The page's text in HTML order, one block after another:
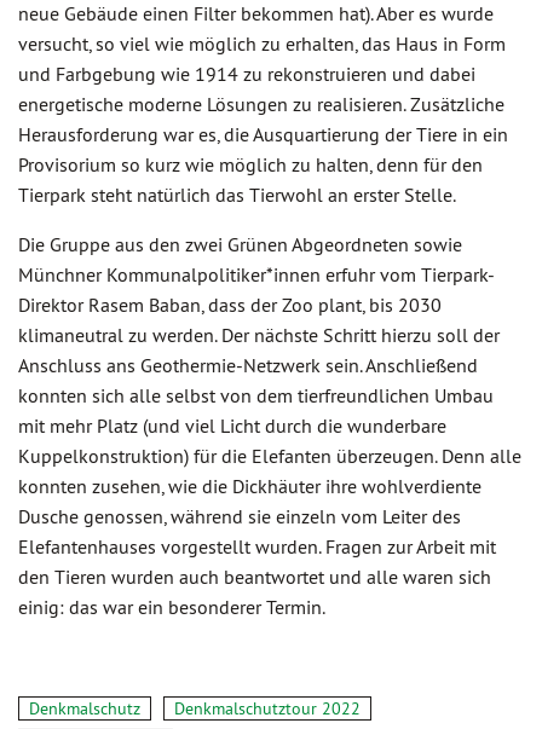
neue Gebäude einen Filter bekommen hat). Aber es wurde
versucht, so viel wie möglich zu erhalten, das Haus in Form
und Farbgebung wie 1914 zu rekonstruieren und dabei
energetische moderne Lösungen zu realisieren. Zusätzliche
Herausforderung war es, die Ausquartierung der Tiere in ein
Provisorium so kurz wie möglich zu halten, denn für den
Tierpark steht natürlich das Tierwohl an erster Stelle.
Die Gruppe aus den zwei Grünen Abgeordneten sowie
Münchner Kommunalpolitiker*innen erfuhr vom Tierpark-
Direktor Rasem Baban, dass der Zoo plant, bis 2030
klimaneutral zu werden. Der nächste Schritt hierzu soll der
Anschluss ans Geothermie-Netzwerk sein. Anschließend
konnten sich alle selbst von dem tierfreundlichen Umbau
mit mehr Platz (und viel Licht durch die wunderbare
Kuppelkonstruktion) für die Elefanten überzeugen. Denn alle
konnten zusehen, wie die Dickhäuter ihre wohlverdiente
Dusche genossen, während sie einzeln vom Leiter des
Elefantenhauses vorgestellt wurden. Fragen zur Arbeit mit
den Tieren wurden auch beantwortet und alle waren sich
einig: das war ein besonderer Termin.
Denkmalschutz
Denkmalschutztour 2022